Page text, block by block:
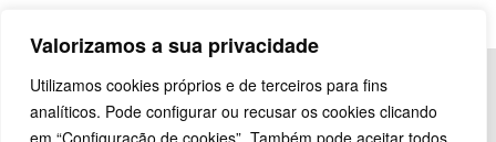
Valorizamos a sua privacidade
Utilizamos cookies próprios e de terceiros para fins
analíticos. Pode configurar ou recusar os cookies clicando
em “Configuração de cookies”. Também pode aceitar todos